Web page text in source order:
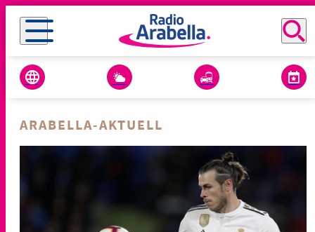
ARABELLA-AKTUELL